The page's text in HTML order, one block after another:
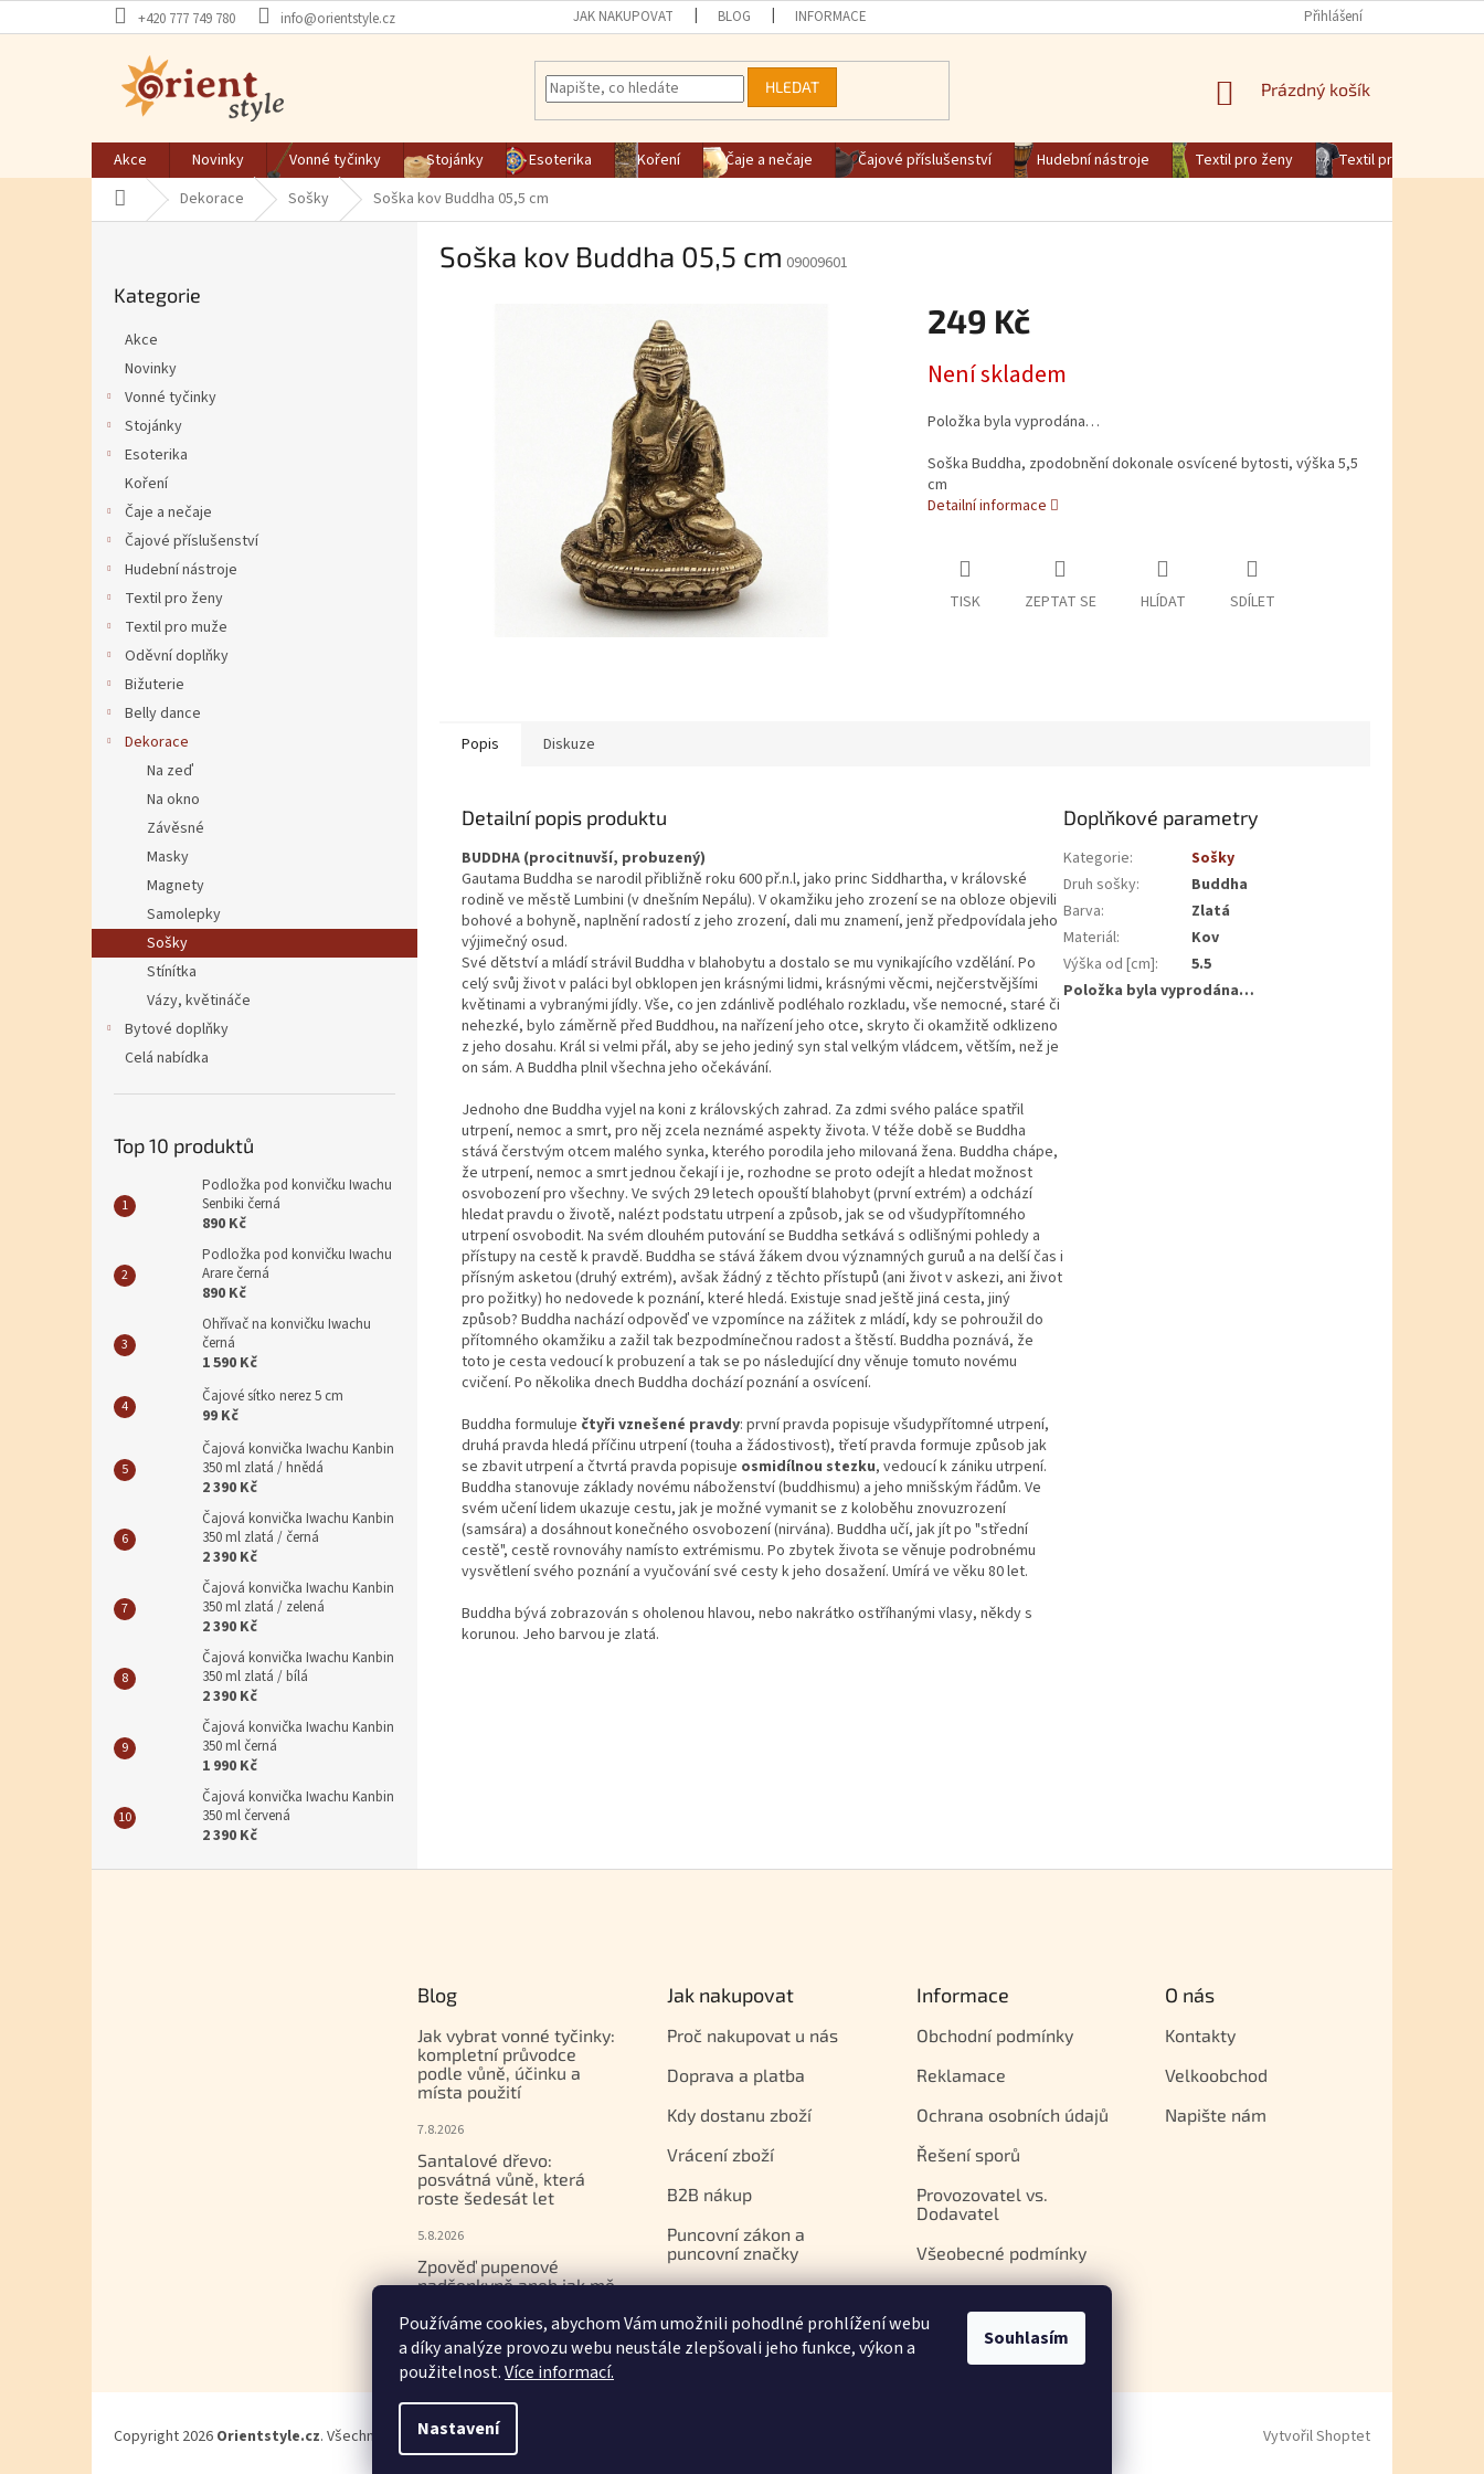
Používáme cookies, abychom Vám umožnili pohodlné prohlížení webu
a díky analýze provozu webu neustále zlepšovali jeho funkce, výkon a
použitelnost.Více informací.
Nastavení
Souhlasím
+420 777 749 780 info@orientstyle.cz JAK NAKUPOVAT BLOG INFORMACE Přihlášení
HLEDAT NÁKUPNÍ KOŠÍK
Prázdný košík
Akce Novinky Vonné tyčinky Stojánky Esoterika Koření Čaje a nečaje Čajové příslušenství Hudební nástroje Textil pro ženy
Textil pro muže
Domů Dekorace Sošky Soška kov Buddha 05,5 cm
Kategorie
Akce
Novinky
Vonné tyčinky
Stojánky
Esoterika
Koření
Čaje a nečaje
Čajové příslušenství
Hudební nástroje
Textil pro ženy
Textil pro muže
Oděvní doplňky
Bižuterie
Belly dance
Dekorace
Na zeď
Na okno
Závěsné
Masky
Magnety
Samolepky
Sošky
Stínítka
Vázy, květináče
Bytové doplňky
Celá nabídka
Top 10 produktů
Podložka pod konvičku Iwachu
Senbiki černá
890 Kč
Podložka pod konvičku Iwachu
Arare černá
890 Kč
Ohřívač na konvičku Iwachu
černá
1 590 Kč
Čajové sítko nerez 5 cm
99 Kč
Čajová konvička Iwachu Kanbin
350 ml zlatá / hnědá
2 390 Kč
Čajová konvička Iwachu Kanbin
350 ml zlatá / černá
2 390 Kč
Čajová konvička Iwachu Kanbin
350 ml zlatá / zelená
2 390 Kč
Čajová konvička Iwachu Kanbin
350 ml zlatá / bílá
2 390 Kč
Čajová konvička Iwachu Kanbin
350 ml černá
1 990 Kč
Čajová konvička Iwachu Kanbin
350 ml červená
2 390 Kč
Soška kov Buddha 05,5 cm 09009601
249 Kč
Není skladem
Položka byla vyprodána…
Soška Buddha, zpodobnění dokonale osvícené bytosti, výška 5,5
cm
Detailní informace
TISK ZEPTAT SE HLÍDAT SDÍLET
Popis Diskuze
Detailní popis produktu
BUDDHA (procitnuvší, probuzený)
Gautama Buddha se narodil přibližně roku 600 př.n.l, jako princ Siddhartha, v královské
rodině ve městě Lumbini (v dnešním Nepálu). V okamžiku jeho zrození se na obloze objevili
bohové a bohyně, naplnění radostí z jeho zrození, dali mu znamení, jenž předpovídala jeho
výjimečný osud.
Své dětství a mládí strávil Buddha v blahobytu a dostalo se mu vynikajícího vzdělání. Po
celý svůj život v paláci byl obklopen jen krásnými lidmi, krásnými věcmi, nejčerstvějšími
květinami a vybranými jídly. Vše, co jen zdánlivě podléhalo rozkladu, vše nemocné, staré či
nehezké, bylo záměrně před Buddhou, na nařízení jeho otce, skryto či okamžitě odklizeno
z jeho dosahu. Král si velmi přál, aby se jeho jediný syn stal velkým vládcem, větším, než je
on sám. A Buddha plnil všechna jeho očekávání.
Jednoho dne Buddha vyjel na koni z královských zahrad. Za zdmi svého paláce spatřil
utrpení, nemoc a smrt, pro něj zcela neznámé aspekty života. V téže době se Buddha
stává čerstvým otcem malého synka, kterého porodila jeho milovaná žena. Buddha chápe,
že utrpení, nemoc a smrt jednou čekají i je, rozhodne se proto odejít a hledat možnost
osvobození pro všechny. Ve svých 29 letech opouští blahobyt (první extrém) a odchází
hledat pravdu o životě, nalézt podstatu utrpení a způsob, jak se od všudypřítomného
utrpení osvobodit. Na svém dlouhém putování se Buddha setkává s odlišnými pohledy a
přístupy na cestě k pravdě. Buddha se stává žákem dvou významných guruů a na delší čas i
přísným asketou (druhý extrém), avšak žádný z těchto přístupů (ani život v askezi, ani život
pro požitky) ho nedovede k poznání, které hledá. Existuje snad ještě jiná cesta, jiný
způsob? Buddha nachází odpověď ve vzpomínce na zážitek z mládí, kdy se pohroužil do
přítomného okamžiku a zažil tak bezpodmínečnou radost a štěstí. Buddha poznává, že
toto je cesta vedoucí k probuzení a tak se po následující dny věnuje tomuto novému
cvičení. Po několika dnech Buddha dochází poznání a osvícení.
Buddha formuluje čtyři vznešené pravdy: první pravda popisuje všudypřítomné utrpení,
druhá pravda hledá příčinu utrpení (touha a žádostivost), třetí pravda formuje způsob jak
se zbavit utrpení a čtvrtá pravda popisuje osmidílnou stezku, vedoucí k zániku utrpení.
Buddha stanovuje základy novému náboženství (buddhismu) a jeho mnišským řádům. Ve
svém učení lidem ukazuje cestu, jak je možné vymanit se z koloběhu znovuzrození
(samsára) a dosáhnout konečného osvobození (nirvána). Buddha učí, jak jít po "střední
cestě", cestě rovnováhy namísto extrémismu. Po zbytek života se věnuje podrobnému
vysvětlení svého poznání a vyučování své cesty k jeho dosažení. Umírá ve věku 80 let.
Buddha bývá zobrazován s oholenou hlavou, nebo nakrátko ostříhanými vlasy, někdy s
korunou. Jeho barvou je zlatá.
Doplňkové parametry
Kategorie:
Sošky
Druh sošky:
Buddha
Barva:
Zlatá
Materiál:
Kov
Výška od [cm]:
5.5
Položka byla vyprodána…
Blog
Jak vybrat vonné tyčinky:
kompletní průvodce
podle vůně, účinku a
místa použití
7.8.2026
Santalové dřevo:
posvátná vůně, která
roste šedesát let
5.8.2026
Zpověď pupenové
nadšenkyně aneb jak mě
gemmoterapií
17.7.2026
Jak nakupovat
Proč nakupovat u nás
Doprava a platba
Kdy dostanu zboží
Vrácení zboží
B2B nákup
Puncovní zákon a
puncovní značky
Platební brána Comgate
Informace
Obchodní podmínky
Reklamace
Ochrana osobních údajů
Řešení sporů
Provozovatel vs.
Dodavatel
Všeobecné podmínky
O nás
Kontakty
Velkoobchod
Napište nám
Vytvořil Shoptet
Copyright 2026 Orientstyle.cz. Všechna práva vyhrazena.